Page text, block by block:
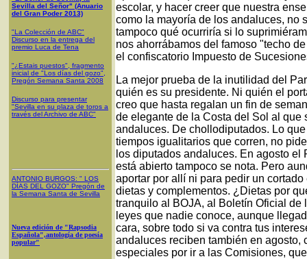
Sevilla del Señor" (Anuario
del Gran Poder 2013)
"La Colección de ABC"
Discurso en la entrega del
premio Luca de Tena
"¿Estais puestos", fragmento
inicial de "Los días del gozo",
Pregón Semana Santa 2008
Discurso para presentar
"Sevilla en su plaza de toros a
través del Archivo de ABC"
ANTONIO BURGOS: " LOS
DÍAS DEL GOZO" Pregón de
la Semana Santa de Sevilla
Nueva edición de "Rapsodia
Española",antología de poesía
popular"
escolar, y hacer creer que nuestra
como la mayoría de los andaluces, no
tampoco qué ocurriría si lo
nos ahorrábamos del famoso "techo
el confiscatorio Impuesto de
La mejor prueba de la inutilidad del
quién es su presidente. Ni quién el
creo que hasta regalan un fin de
de elegante de la Costa del Sol al
andaluces. De chollodiputados. Lo
tiempos igualitarios que corren, no
los diputados andaluces. En agosto
está abierto tampoco se nota. Pero
aportar por allí ni para pedir un
dietas y complementos. ¿Dietas por
tranquilo al BOJA, al Boletín Oficial
leyes que nadie conoce, aunque
cara, sobre todo si va contra tus
andaluces reciben también en agosto,
especiales por ir a las Comisiones,